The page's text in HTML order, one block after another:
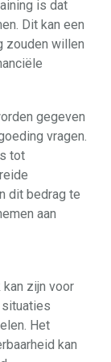
is dat
Dit kan een
zouden willen
gegeven
vragen.
tot
dit bedrag te
aan
zijn voor
Het
kan